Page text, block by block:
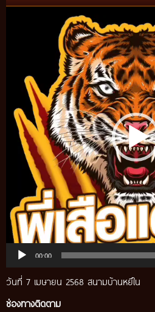
00:00
วันที่ 7 เมษายน 2568 สนามบ้านหยีใน
ช่องทางติดตาม